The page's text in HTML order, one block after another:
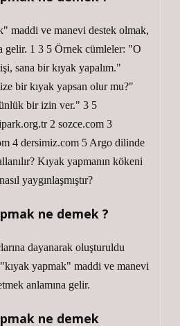
maddi ve manevi destek olmak,
gelir. 1 3 5 Örnek cümleler: "O
sana bir kıyak yapalım."
bir kıyak yapsan olur mu?"
bir izin ver." 3 5
2 sozce.com 3
4 dersimiz.com 5 Argo dilinde
Kıyak yapmanın kökeni
yaygınlaşmıştır?
ne demek ?
dayanarak oluşturuldu
yapmak" maddi ve manevi
anlamına gelir.
ne demek